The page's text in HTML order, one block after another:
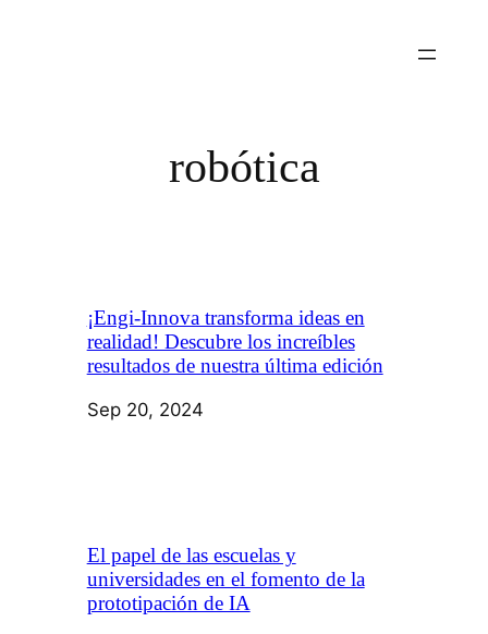
robótica
¡Engi-Innova transforma ideas en
realidad! Descubre los increíbles
resultados de nuestra última edición
Sep 20, 2024
El papel de las escuelas y
universidades en el fomento de la
prototipación de IA